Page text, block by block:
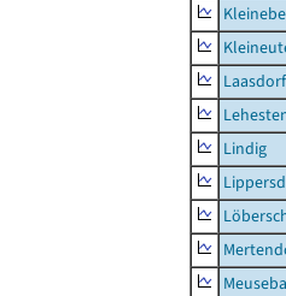
Laasdorf
Lindig